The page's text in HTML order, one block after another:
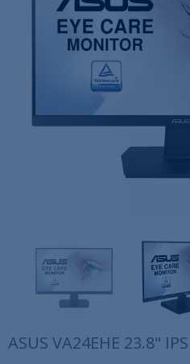
ASUS VA24EHE 23.8" IPS